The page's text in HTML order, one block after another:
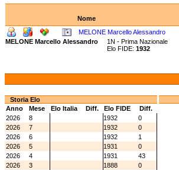
Nome
MELONE Marcello Alessandro
MELONE Marcello Alessandro
1N - Prima Nazionale
Elo FIDE: 1932
Storia Elo
Anno
Mese Elo Italia Diff. Elo FIDE
Diff.
2026
8 1932
0
2026
7 1932
0
2026
6 1932
1
2026
5 1931
0
2026
4 1931
43
2026
3 1888
0